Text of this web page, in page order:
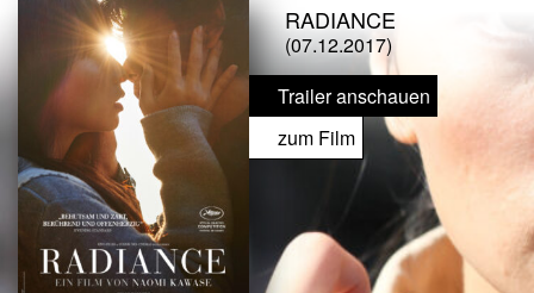
RADIANCE
(07.12.2017)
Trailer anschauen
zum Film